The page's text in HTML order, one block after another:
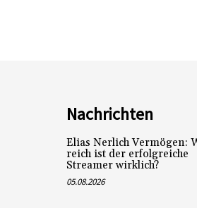
Nachrichten
Elias Nerlich Vermögen:
reich ist der erfolgreiche
Streamer wirklich?
05.08.2026